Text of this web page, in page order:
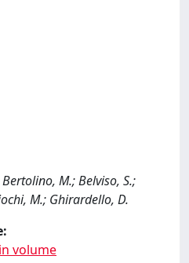
M.; Belviso, S.;
M.; Ghirardello, D.
volume